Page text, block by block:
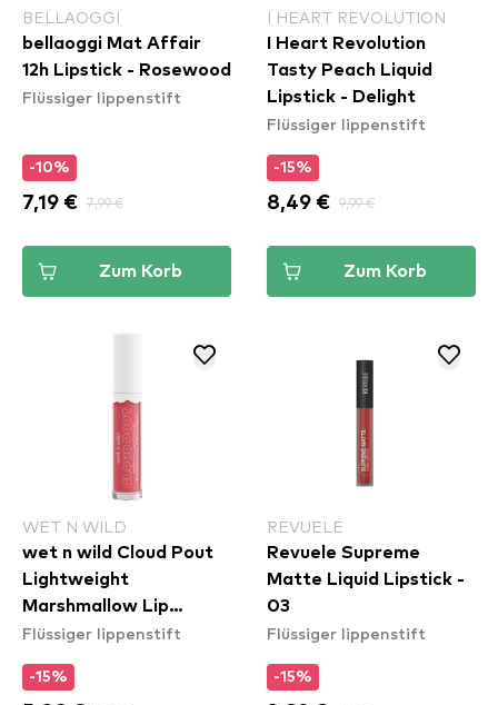
BELLAOGGI
bellaoggi Mat Affair
12h Lipstick - Rosewood
Flüssiger lippenstift
-10%
7,19 € 7,99 €
Zum Korb
I HEART REVOLUTION
I Heart Revolution
Tasty Peach Liquid
Lipstick - Delight
Flüssiger lippenstift
-15%
8,49 € 9,99 €
Zum Korb
WET N WILD
wet n wild Cloud Pout
Lightweight
Marshmallow Lip
Mousse - Marshmallow
Flüssiger lippenstift
-15%
REVUELE
Revuele Supreme
Matte Liquid Lipstick -
03
Flüssiger lippenstift
-15%